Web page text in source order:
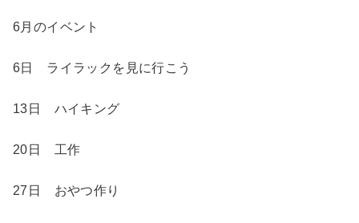
6月のイベント
6日 ライラックを見に行こう
13日 ハイキング
20日 工作
27日 おやつ作り